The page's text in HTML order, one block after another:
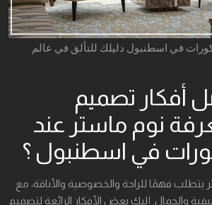
في اسطنبول دليلك للتألق في عالم
أفكار تصميم
نوم ماستر عند
في اسطنبول ؟
فهمًا للراحة والخصوصية والأناقة، مع
والجمال. إليك بعض الأفكار الرائعة لتصميم